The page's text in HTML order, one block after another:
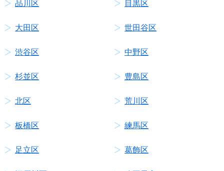
品川区 目黒区
大田区 世田谷区
渋谷区 中野区
杉並区 豊島区
北区 荒川区
板橋区 練馬区
足立区 葛飾区